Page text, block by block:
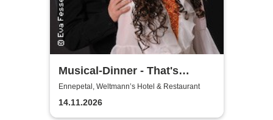
Musical-Dinner - That's
Entertainment
Ennepetal, Weltmann’s Hotel & Restaurant
14.11.2026